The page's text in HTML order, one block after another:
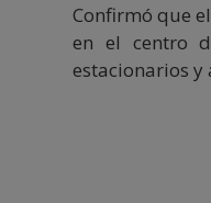
Confirmó que
en el centro
estacionarios y